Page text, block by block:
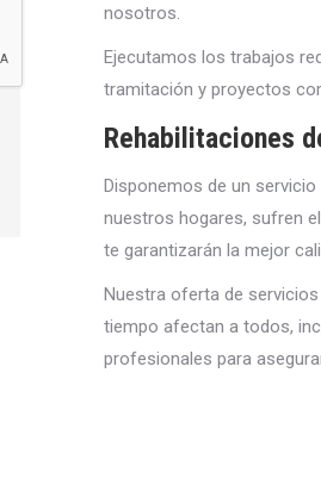
nosotros
Ejecutamos los trabajos
tramitación y proyectos
Rehabilitaciones
Disponemos de un
nuestros hogares, sufren
te garantizarán la mejor
Nuestra oferta de
tiempo afectan a todos,
profesionales para asegur